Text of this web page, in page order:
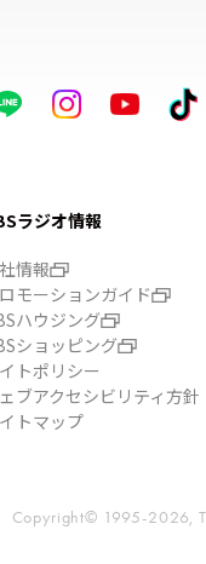
ラジオ情報
情報
モーションガイド
ハウジング
ショッピング
トポリシー
ブアクセシビリティ方針
トマップ
Copyright© 1995-2026,